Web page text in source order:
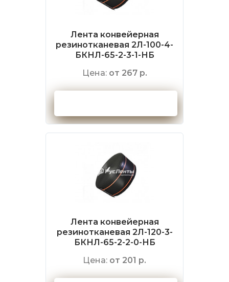
Лента конвейерная
резинотканевая 2Л-100-4-
БКНЛ-65-2-3-1-НБ
Цена: от 267 р.
Лента конвейерная
резинотканевая 2Л-120-3-
БКНЛ-65-2-2-0-НБ
Цена: от 201 р.